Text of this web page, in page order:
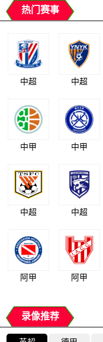
热门赛事
中超 中超
中甲 中甲
中超 中超
阿甲 阿甲
录像推荐